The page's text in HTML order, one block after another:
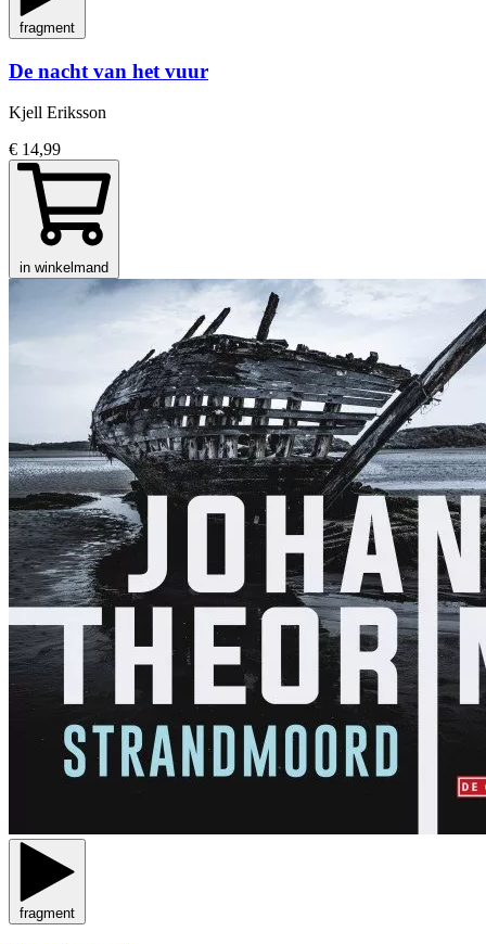
fragment
De nacht van het vuur
Kjell Eriksson
€ 14,99
in winkelmand
fragment